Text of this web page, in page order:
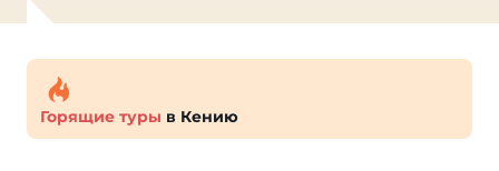
Горящие туры в Кению